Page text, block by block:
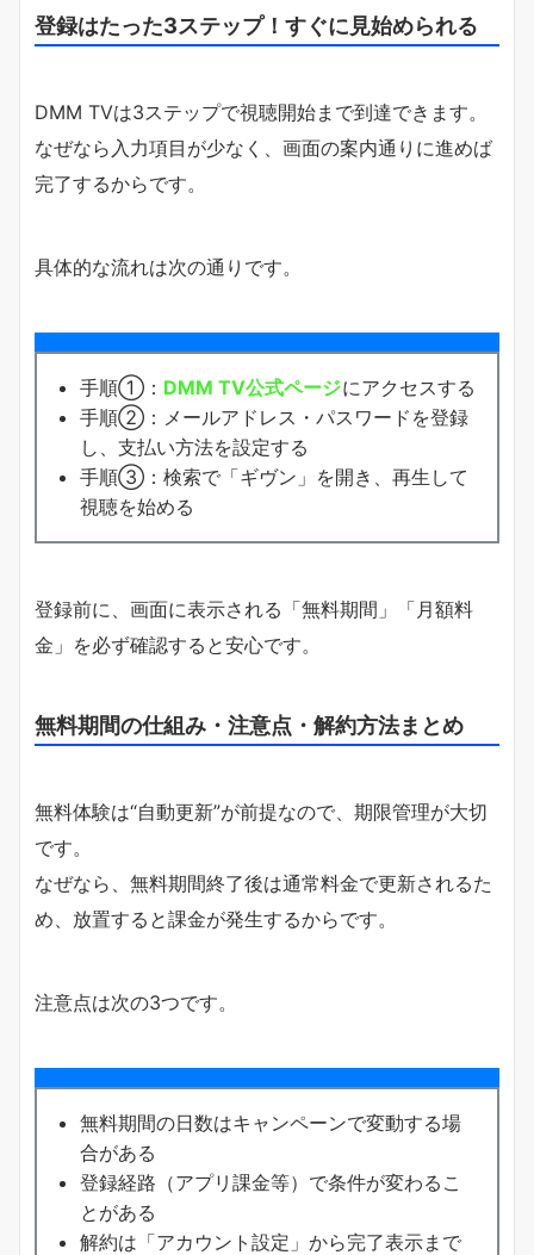
登録はたった3ステップ！すぐに見始められる
DMM TVは3ステップで視聴開始まで到達できます。
なぜなら入力項目が少なく、画面の案内通りに進めば
完了するからです。
具体的な流れは次の通りです。
手順①： DMM TV公式ページにアクセスする
手順②：メールアドレス・パスワードを登録
し、支払い方法を設定する
手順③：検索で「ギヴン」を開き、再生して
視聴を始める
登録前に、画面に表示される「無料期間」「月額料
金」を必ず確認すると安心です。
無料期間の仕組み・注意点・解約方法まとめ
無料体験は“自動更新”が前提なので、期限管理が大切
です。
なぜなら、無料期間終了後は通常料金で更新されるた
め、放置すると課金が発生するからです。
注意点は次の3つです。
無料期間の日数はキャンペーンで変動する場
合がある
登録経路（アプリ課金等）で条件が変わるこ
とがある
解約は「アカウント設定」から完了表示まで